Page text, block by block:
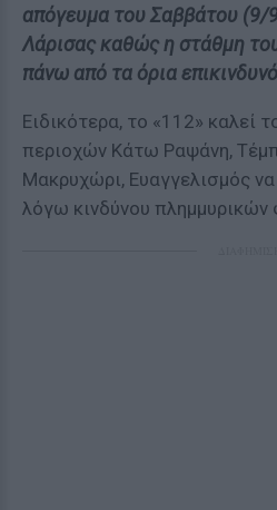
απόγευμα του Σαββάτου (9/
Λάρισας καθώς η στάθμη
πάνω από τα όρια
Ειδικότερα, το «112» καλεί
περιοχών Κάτω Ραψάνη,
Μακρυχώρι, Ευαγγελισμός να
λόγω κινδύνου πλημμυρικών